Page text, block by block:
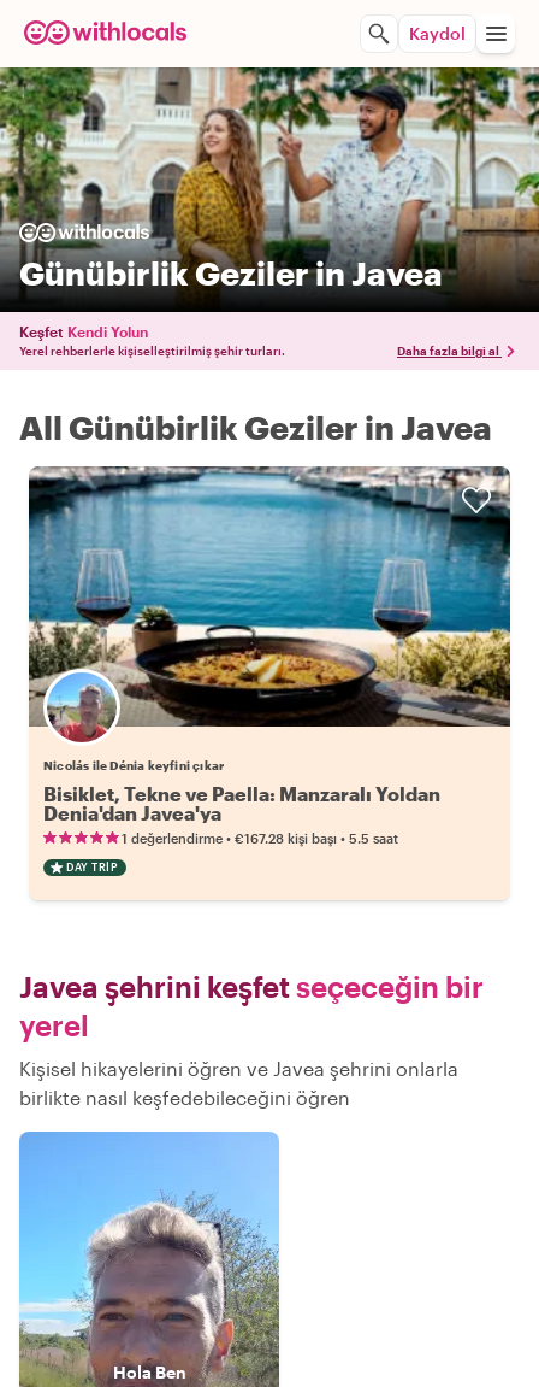
Kaydol
Günübirlik Geziler in Javea
Keşfet Kendi Yolun
Yerel rehberlerle kişiselleştirilmiş şehir turları. Daha fazla bilgi al
All Günübirlik Geziler in Javea
Nicolás ile Dénia keyfini çıkar
Bisiklet, Tekne ve Paella: Manzaralı Yoldan
Denia'dan Javea'ya
1 değerlendirme • €167.28 kişi başı • 5.5 saat
DAY TRIP
Javea şehrini keşfetseçeceğin bir
yerel
Kişisel hikayelerini öğren ve Javea şehrini onlarla
birlikte nasıl keşfedebileceğini öğren
HolaBen